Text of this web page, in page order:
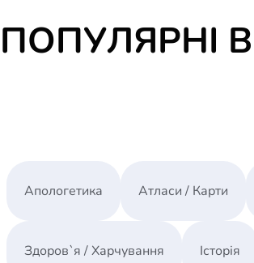
ПОПУЛЯРНІ В
Апологетика Атласи / Карти
Здоров`я / Харчування Історія